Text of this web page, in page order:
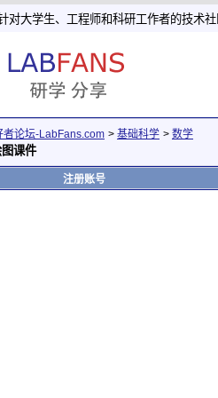
对大学生、工程师和科研工作者的技术社
者论坛-LabFans.com > 基础科学 > 数学
课件
注册账号